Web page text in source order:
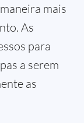
mais
As
para
a serem
as